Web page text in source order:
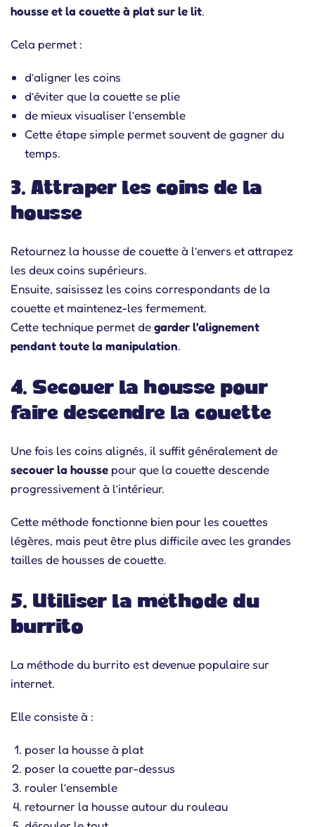
housse et la couette à plat sur le lit.
Cela permet :
d’aligner les coins
d’éviter que la couette se plie
de mieux visualiser l’ensemble
Cette étape simple permet souvent de gagner du
temps.
3. Attraper les coins de la
housse
Retournez la housse de couette à l’envers et attrapez
les deux coins supérieurs.
Ensuite, saisissez les coins correspondants de la
couette et maintenez-les fermement.
Cette technique permet degarder l’alignement
pendant toute la manipulation.
4. Secouer la housse pour
faire descendre la couette
Une fois les coins alignés, il suffit généralement de
secouer la housse pour que la couette descende
progressivement à l’intérieur.
Cette méthode fonctionne bien pour les couettes
légères, mais peut être plus difficile avec les grandes
tailles de housses de couette.
5. Utiliser la méthode du
burrito
La méthode du burrito est devenue populaire sur
internet.
Elle consiste à :
poser la housse à plat
poser la couette par-dessus
rouler l’ensemble
retourner la housse autour du rouleau